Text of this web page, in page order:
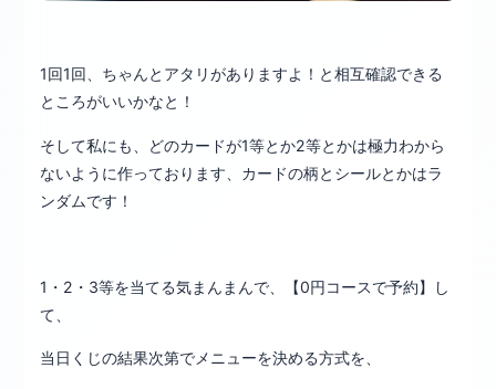
1回1回、ちゃんとアタリがありますよ！と相互確認できる
ところがいいかなと！
そして私にも、どのカードが1等とか2等とかは極力わから
ないように作っております、カードの柄とシールとかはラ
ンダムです！
1・2・3等を当てる気まんまんで、【0円コースで予約】し
て、
当日くじの結果次第でメニューを決める方式を、